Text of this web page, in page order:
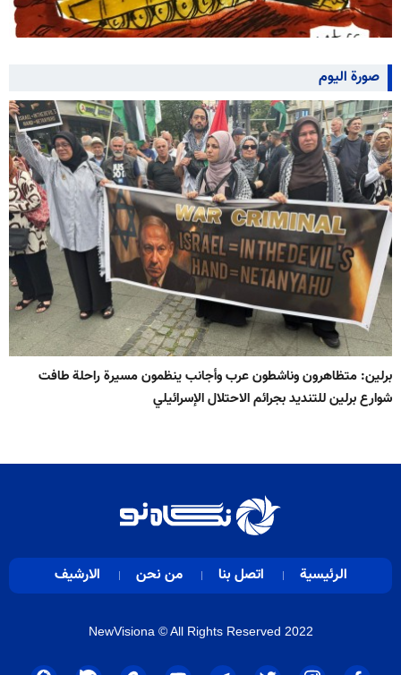
صورة اليوم
برلين: متظاهرون وناشطون عرب وأجانب ينظمون مسيرة راحلة طافت
شوارع برلين للتنديد بجرائم الاحتلال الإسرائيلي
الرئيسية اتصل بنا من نحن الارشيف
NewVisiona © All Rights Reserved 2022